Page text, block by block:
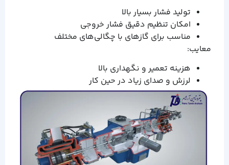
تولید فشار بسیار بالا
امکان تنظیم دقیق فشار خروجی
مناسب برای گازهای با چگالی‌های مختلف
معایب:
هزینه تعمیر و نگهداری بالا
لرزش و صدای زیاد در حین کار